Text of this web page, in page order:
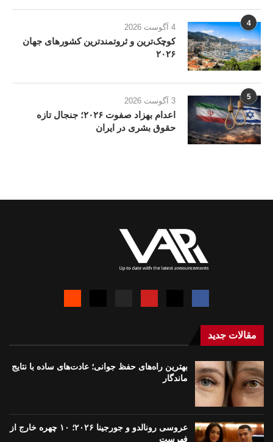
4 4 آگوست 2026
کوچک‌ترین و ثروتمندترین کشورهای جهان
۲۰۲۶
5 3 آگوست 2026
اعدام بهزاد صفوت ۲۰۲۶؛ جنجال تازه
حقوق بشری در ایران
مقالات جدید
بهترین راه‌های حفظ جوانی؛ عادت‌های ساده با نتایج
ماندگار
عروسی رونالدو و جورجینا ۲۰۲۶؛ ۱۰ چهره خارج از
فهرست